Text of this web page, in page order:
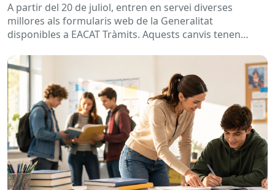
A partir del 20 de juliol, entren en servei diverses
millores als formularis web de la Generalitat
disponibles a EACAT Tràmits. Aquests canvis tenen